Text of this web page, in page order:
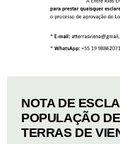
NOTA DE
POPULAÇÃO
TERRAS DE